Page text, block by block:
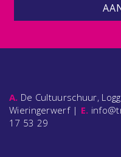
A. De Cultuurschuur,
Wieringerwerf | E.
17 53 29